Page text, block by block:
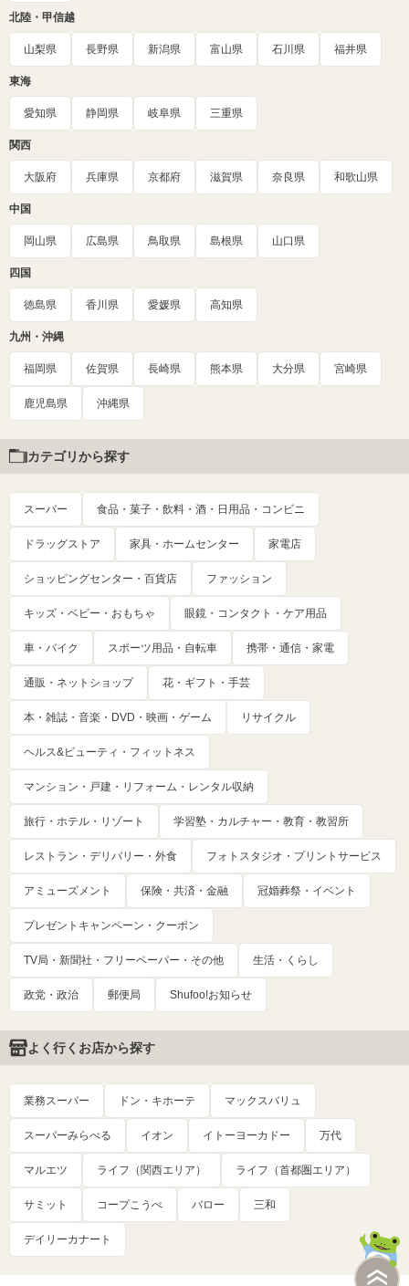
北陸・甲信越
山梨県 長野県 新潟県 富山県 石川県 福井県
東海
愛知県 静岡県 岐阜県 三重県
関西
大阪府 兵庫県 京都府 滋賀県 奈良県 和歌山県
中国
岡山県 広島県 鳥取県 島根県 山口県
四国
徳島県 香川県 愛媛県 高知県
九州・沖縄
福岡県 佐賀県 長崎県 熊本県 大分県 宮崎県
鹿児島県 沖縄県
カテゴリから探す
スーパー 食品・菓子・飲料・酒・日用品・コンビニ
ドラッグストア 家具・ホームセンター 家電店
ショッピングセンター・百貨店 ファッション
キッズ・ベビー・おもちゃ 眼鏡・コンタクト・ケア用品
車・バイク スポーツ用品・自転車 携帯・通信・家電
通販・ネットショップ 花・ギフト・手芸
本・雑誌・音楽・DVD・映画・ゲーム リサイクル
ヘルス&ビューティ・フィットネス
マンション・戸建・リフォーム・レンタル収納
旅行・ホテル・リゾート 学習塾・カルチャー・教育・教習所
レストラン・デリバリー・外食 フォトスタジオ・プリントサービス
アミューズメント 保険・共済・金融 冠婚葬祭・イベント
プレゼントキャンペーン・クーポン
TV局・新聞社・フリーペーパー・その他 生活・くらし
政党・政治 郵便局 Shufoo!お知らせ
よく行くお店から探す
業務スーパー ドン・キホーテ マックスバリュ
スーパーみらべる イオン イトーヨーカドー 万代
マルエツ ライフ（関西エリア） ライフ（首都圏エリア）
サミット コープこうべ バロー 三和
デイリーカナート